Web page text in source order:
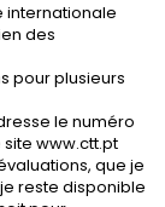
internationale
des
pour plusieurs
le numéro
www.ctt.pt
que je
reste disponible